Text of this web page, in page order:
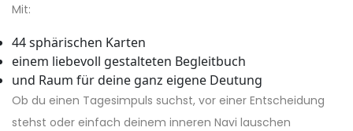
Mit:
44 sphärischen Karten
einem liebevoll gestalteten Begleitbuch
und Raum für deine ganz eigene Deutung
Ob du einen Tagesimpuls suchst, vor einer Entscheidung
stehst oder einfach deinem inneren Navi lauschen